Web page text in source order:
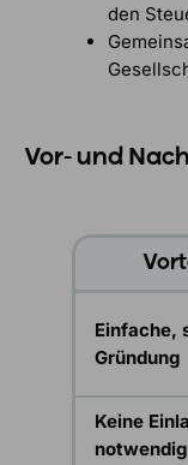
den
Vor- und
Einfache,
Gründung
Keine
notwendig